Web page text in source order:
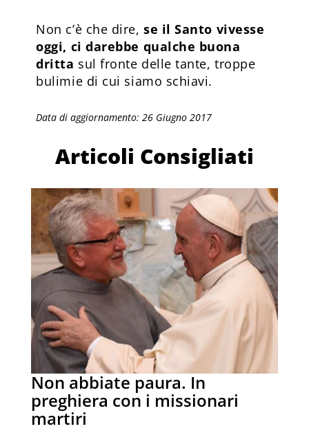
Non c’è che dire,se il Santo vivesse
oggi, ci darebbe qualche buona
dritta sul fronte delle tante, troppe
bulimie di cui siamo schiavi.
Data di aggiornamento: 26 Giugno 2017
Articoli Consigliati
Non abbiate paura. In
preghiera con i missionari
martiri